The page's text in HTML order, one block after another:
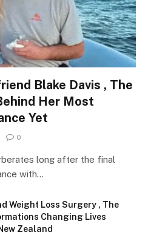
Blake Davis , The
Her Most
Yet
0
long after the final
with…
Weight Loss Surgery , The
Changing Lives
Zealand